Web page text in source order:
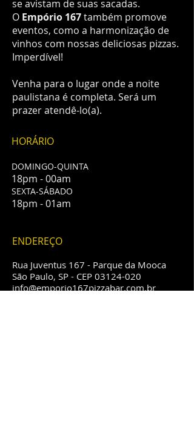
se avistam de suas sacadas.
O Empório 167também promove
eventos, como a harmonização de
vinhos com nossas deliciosas pizzas.
Imperdível!
Venha para o lugar onde a noite
paulistana é completa. Será um
prazer atendê-lo(a).
HORÁRIO
DOMINGO-QUINTA
18pm - 00am
​SEXTA-SÁBADO
18pm - 01am
ENDEREÇO
Rua Juventus 167 - Parque da Mooca
São Paulo, SP - CEP 03124-020
info@emporio167pizzabar.com.br